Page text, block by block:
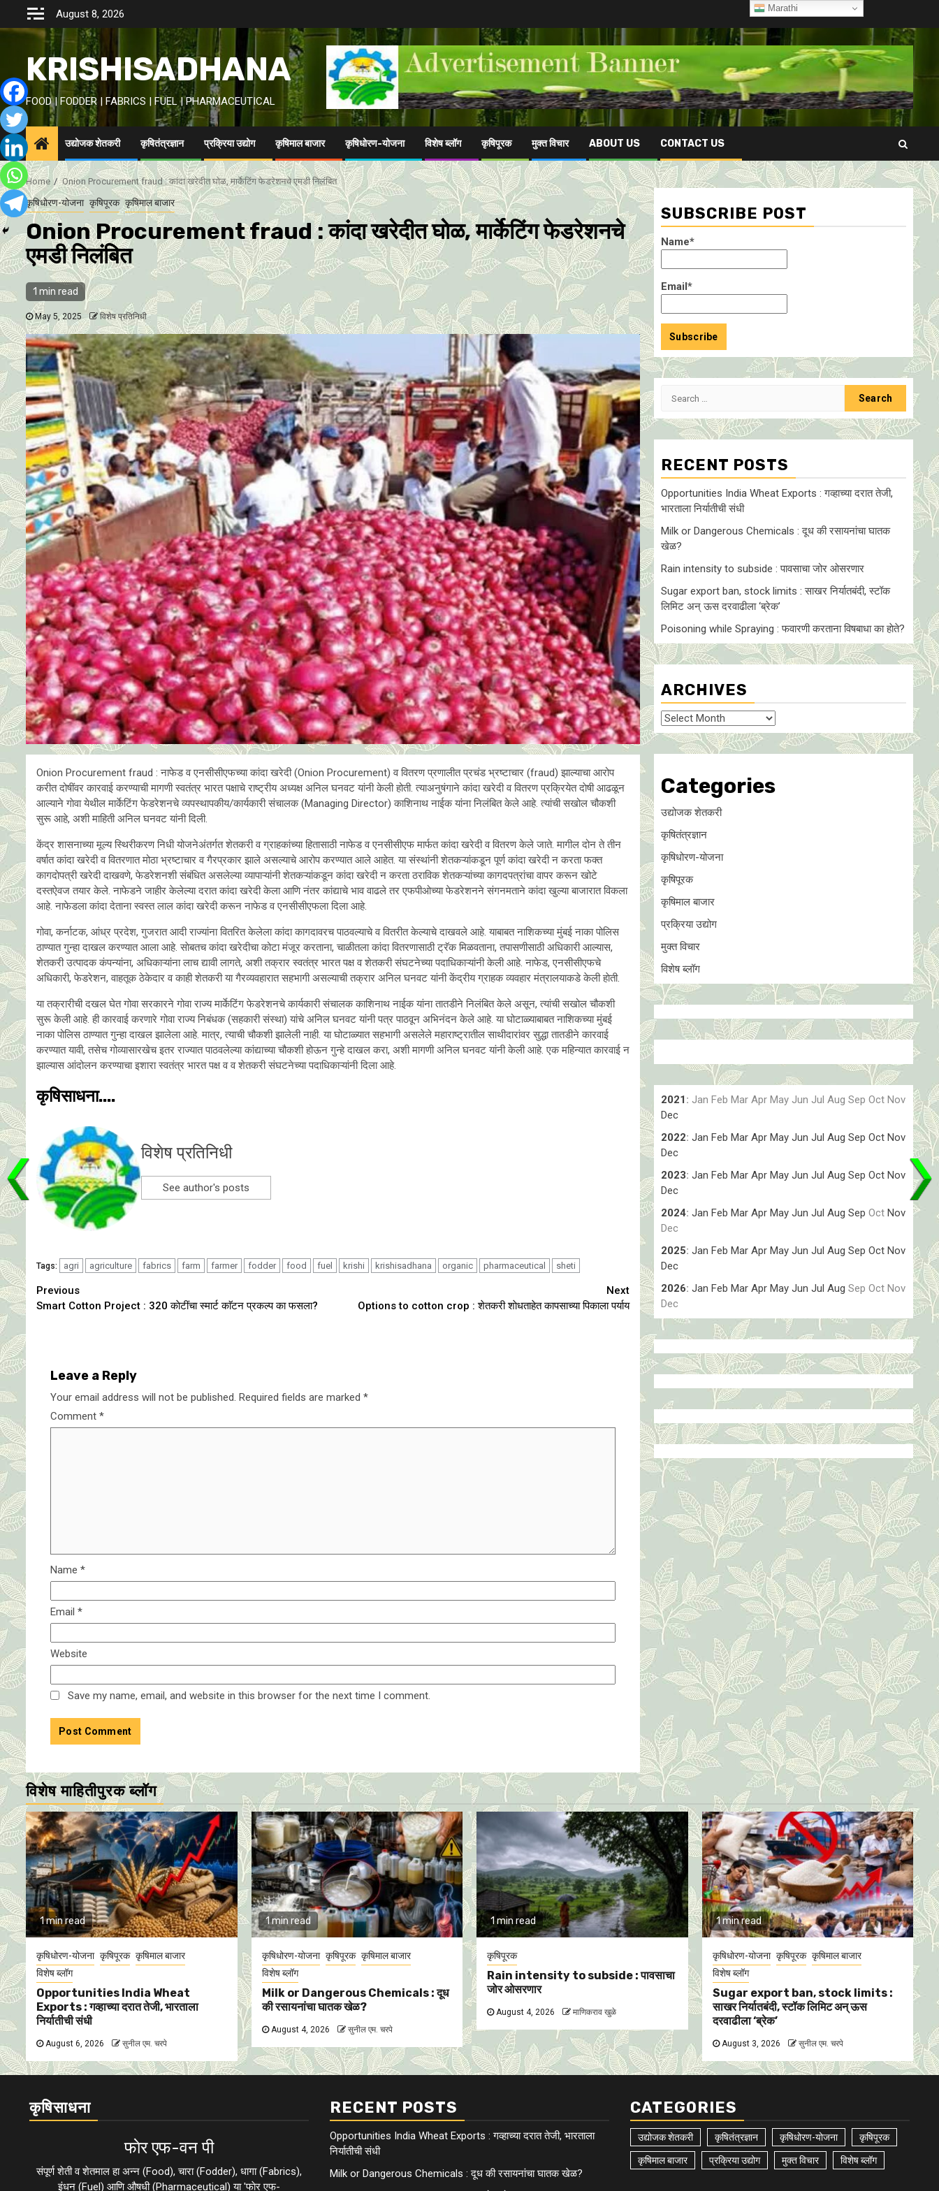
content
August 8, 2026
KRISHISADHANA
FOOD | FODDER | FABRICS | FUEL | PHARMACEUTICAL
उद्योजक शेतकरी कृषितंत्रज्ञान प्रक्रिया उद्योग कृषिमाल बाजार कृषिधोरण-योजना विशेष ब्लॉग कृषिपूरक मुक्त विचार ABOUT US CONTACT US
Home Onion Procurement fraud : कांदा खरेदीत घाेळ, मार्केटिंग फेडरेशनचे एमडी निलंबित
कृषिधोरण-योजना कृषिपूरक कृषिमाल बाजार
Onion Procurement fraud : कांदा खरेदीत घाेळ, मार्केटिंग फेडरेशनचे
एमडी निलंबित
1 min read
May 5, 2025 विशेष प्रतिनिधी
Onion Procurement fraud : नाफेड व एनसीसीएफच्या कांदा खरेदी (Onion Procurement) व वितरण प्रणालीत प्रचंड भ्रष्टाचार (fraud) झाल्याचा आरोप
करीत दोषींवर कारवाई करण्याची मागणी स्वतंत्र भारत पक्षाचे राष्ट्रीय अध्यक्ष अनिल घनवट यांनी केली होती. त्याअनुषंगाने कांदा खरेदी व वितरण प्रक्रियेत दाेषी आढळून
आल्याने गाेवा येथील मार्केटिंग फेडरेशनचे व्यपस्थापकीय/कार्यकारी संचालक (Managing Director) काशिनाथ नाईक यांना निलंबित केले आहे. त्यांची सखोल चौकशी
सुरू आहे, अशी माहिती अनिल घनवट यांनी दिली.
केंद्र शासनाच्या मूल्य स्थिरीकरण निधी योजनेअंतर्गत शेतकरी व ग्राहकांच्या हितासाठी नाफेड व एनसीसीएफ मार्फत कांदा खरेदी व वितरण केले जाते. मागील दोन ते तीन
वर्षात कांदा खरेदी व वितरणात मोठा भ्रष्टाचार व गैरप्रकार झाले असल्याचे आरोप करण्यात आले आहेत. या संस्थांनी शेतकऱ्यांकडून पूर्ण कांदा खरेदी न करता फक्त
कागदाेपत्री खरेदी दाखवणे, फेडरेशनशी संबंधित असलेल्या व्यापाऱ्यांनी शेतकऱ्यांकडून कांदा खरेदी न करता ठराविक शेतकऱ्यांच्या कागदपत्रांचा वापर करून खोटे
दस्तऐवज तयार केले. नाफेडने जाहीर केलेल्या दरात कांदा खरेदी केला आणि नंतर कांद्याचे भाव वाढले तर एफपीओच्या फेडरेशनने संगनमताने कांदा खुल्या बाजारात विकला
आहे. नाफेडला कांदा देताना स्वस्त लाल कांदा खरेदी करून नाफेड व एनसीसीएफला दिला आहे.
गोवा, कर्नाटक, आंध्र प्रदेश, गुजरात आदी राज्यांना वितरित केलेला कांदा कागदावरच पाठवल्याचे व वितरीत केल्याचे दाखवले आहे. याबाबत नाशिकच्या मुंबई नाका पोलिस
ठाण्यात गुन्हा दाखल करण्यात आला आहे. साेबतच कांदा खरेदीचा कोटा मंजूर करताना, चाळीतला कांदा वितरणासाठी ट्रॅक मिळवताना, तपासणीसाठी अधिकारी आल्यास,
शेतकरी उत्पादक कंपन्यांना, अधिकाऱ्यांना लाच द्यावी लागते, अशी तक्रार स्वतंत्र भारत पक्ष व शेतकरी संघटनेच्या पदाधिकाऱ्यांनी केली आहे. नाफेड, एनसीसीएफचे
अधिकारी, फेडरेशन, वाहतूक ठेकेदार व काही शेतकरी या गैरव्यवहारात सहभागी असल्याची तक्रार अनिल घनवट यांनी केंद्रीय ग्राहक व्यवहार मंत्रालयाकडे केली हाेती.
या तक्रारीची दखल घेत गोवा सरकारने गोवा राज्य मार्केटिंग फेडरेशनचे कार्यकारी संचालक काशिनाथ नाईक यांना तातडीने निलंबित केले असून, त्यांची सखोल चौकशी
सुरू केली आहे. ही कारवाई करणारे गोवा राज्य निबंधक (सहकारी संस्था) यांचे अनिल घनवट यांनी पत्र पाठवून अभिनंदन केले आहे. या घोटाळ्याबाबत नाशिकच्या मुंबई
नाका पोलिस ठाण्यात गुन्हा दाखल झालेला आहे. मात्र, त्याची चौकशी झालेली नाही. या घोटाळ्यात सहभागी असलेले महाराष्ट्रातील साथीदारांवर सुद्धा तातडीने कारवाई
करण्यात यावी, तसेच गोव्यासारखेच इतर राज्यात पाठवलेल्या कांद्याच्या चौकशी होऊन गुन्हे दाखल करा, अशी मागणी अनिल घनवट यांनी केली आहे. एक महिन्यात कारवाई न
झाल्यास आंदोलन करण्याचा इशारा स्वतंत्र भारत पक्ष व व शेतकरी संघटनेच्या पदाधिकाऱ्यांनी दिला आहे.
कृषिसाधना....
विशेष प्रतिनिधी
See author's posts
Tags: agri agriculture fabrics farm farmer fodder food fuel krishi krishisadhana organic pharmaceutical sheti
Continue
Reading
Previous
Smart Cotton Project : 320 काेटींचा स्मार्ट काॅटन प्रकल्प का फसला?
Next
Options to cotton crop : शेतकरी शाेधताहेत कापसाच्या पिकाला पर्याय
Leave a Reply
Your email address will not be published. Required fields are marked *
Comment *
Name *
Email *
Website
Save my name, email, and website in this browser for the next time I comment.
SUBSCRIBE POST
Name*
Email*
Search
RECENT POSTS
Opportunities India Wheat Exports : गव्हाच्या दरात तेजी,
भारताला निर्यातीची संधी
Milk or Dangerous Chemicals : दूध की रसायनांचा घातक
खेळ?
Rain intensity to subside : पावसाचा जोर ओसरणार
Sugar export ban, stock limits : साखर निर्यातबंदी, स्टॉक
लिमिट अन् ऊस दरवाढीला ‘ब्रेक’
Poisoning while Spraying : फवारणी करताना विषबाधा का हाेते?
ARCHIVES
Archives
Categories
उद्योजक शेतकरी
कृषितंत्रज्ञान
कृषिधोरण-योजना
कृषिपूरक
कृषिमाल बाजार
प्रक्रिया उद्योग
मुक्त विचार
विशेष ब्लॉग
2021 : Jan Feb Mar Apr May Jun Jul Aug Sep Oct Nov
Dec
2022: Jan Feb Mar Apr May Jun Jul Aug Sep Oct Nov
Dec
2023: Jan Feb Mar Apr May Jun Jul Aug Sep Oct Nov
Dec
2024: Jan Feb Mar Apr May Jun Jul Aug Sep Oct Nov
Dec
2025: Jan Feb Mar Apr May Jun Jul Aug Sep Oct Nov
Dec
2026: Jan Feb Mar Apr May Jun Jul Aug Sep Oct Nov
Dec
विशेष माहितीपुरक ब्लॉग
1 min read
कृषिधोरण-योजना कृषिपूरक कृषिमाल बाजार
विशेष ब्लॉग
Opportunities India Wheat
Exports : गव्हाच्या दरात तेजी, भारताला
निर्यातीची संधी
August 6, 2026 सुनील एम. चरपे
1 min read
कृषिधोरण-योजना कृषिपूरक कृषिमाल बाजार
विशेष ब्लॉग
Milk or Dangerous Chemicals : दूध
की रसायनांचा घातक खेळ?
August 4, 2026 सुनील एम. चरपे
1 min read
कृषिपूरक
Rain intensity to subside : पावसाचा
जोर ओसरणार
August 4, 2026 माणिकराव खुळे
1 min read
कृषिधोरण-योजना कृषिपूरक कृषिमाल बाजार
विशेष ब्लॉग
Sugar export ban, stock limits :
साखर निर्यातबंदी, स्टॉक लिमिट अन् ऊस
दरवाढीला ‘ब्रेक’
August 3, 2026 सुनील एम. चरपे
कृषिसाधना
फाेर एफ-वन पी
संपूर्ण शेती व शेतमाल हा अन्न (Food), चारा (Fodder), धागा (Fabrics),
इंधन (Fuel) आणि औषधी (Pharmaceutical) या 'फाेर एफ-
RECENT POSTS
Opportunities India Wheat Exports : गव्हाच्या दरात तेजी, भारताला
निर्यातीची संधी
Milk or Dangerous Chemicals : दूध की रसायनांचा घातक खेळ?
CATEGORIES
उद्योजक शेतकरी कृषितंत्रज्ञान कृषिधोरण-योजना कृषिपूरक
कृषिमाल बाजार प्रक्रिया उद्योग मुक्त विचार विशेष ब्लॉग
Marathi